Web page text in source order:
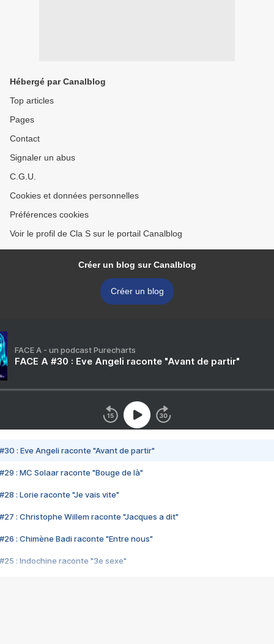
Hébergé par Canalblog
Top articles
Pages
Contact
Signaler un abus
C.G.U.
Cookies et données personnelles
Préférences cookies
Voir le profil de Cla S sur le portail Canalblog
Créer un blog sur Canalblog
Créer un blog
FACE A - un podcast Purecharts
FACE A #30 : Eve Angeli raconte "Avant de partir"
#30 : Eve Angeli raconte "Avant de partir"
#29 : MC Solaar raconte "Bouge de là"
#28 : Lorie raconte "Je vais vite"
#27 : Christophe Willem raconte "Jacques a dit"
#26 : Chimène Badi raconte "Entre nous"
#25 : Indochine raconte "3e sexe"